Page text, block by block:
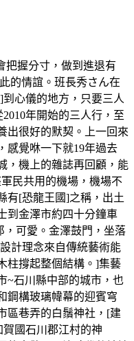
把握分寸，做到進退有
誼。班長秀さん在
心儀的地方，只要三人
年開始的三人行，至
出很好的默契。上一回來
感覺咻一下就19年過去
，機上的雜誌再回顧，能
民共用的機場，機場不
有[恐龍王國]之稱，出土
到金澤市約四十分鐘車
愛。金澤鼓門，坐落
計理念來自傳統藝術能
柱撐起整個結構。]集藝
~石川縣中部的城市，也
鋼構玻璃幃幕的迎賓穹
區巷弄的白鬚神社，[建
國石川郡江村的神